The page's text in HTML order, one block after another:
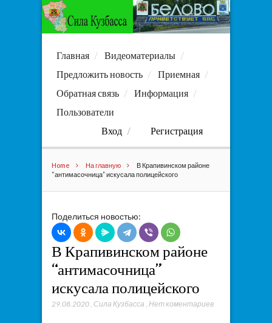
Главная
Видеоматериалы
Предложить новость
Приемная
Обратная связь
Информация
Пользователи
Вход
Регистрация
Home На главную
В Крапивинском районе
“антимасочница” искусала полицейского
Поделиться новостью:
В Крапивинском районе
“антимасочница”
искусала полицейского
29.08.2020, Сила Кузбасса Нет коментариев